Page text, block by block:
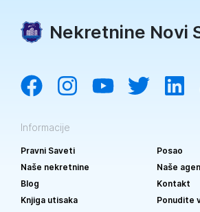
Nekretnine Novi
Informacije
Pravni Saveti
Posao
Naše nekretnine
Naše
Blog
Kontakt
Knjiga utisaka
Ponudite